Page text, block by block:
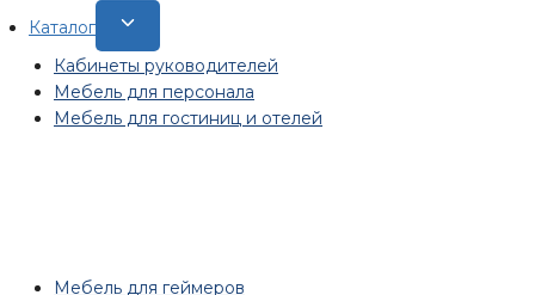
Каталог
Переключить
дочернее
меню
Кабинеты руководителей
Мебель для персонала
Мебель для гостиниц и отелей
Мебель для геймеров